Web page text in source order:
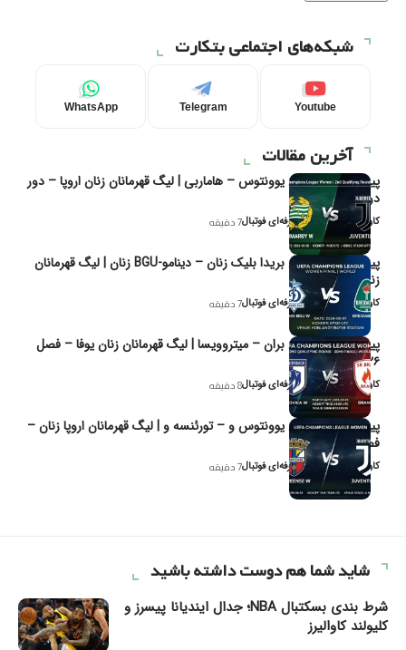
شبکه‌های اجتماعی بتکارت
Youtube
Telegram
WhatsApp
آخرین مقالات
پیش‌بینی و تحلیل یوونتوس – هاماربی | لیگ قهرمانان زنان اروپا – دور
دوم مرحله
کاوه نیک‌فر، تحلیل‌گر حرفه‌ای فوتبال7 دقیقه
پیش‌بینی و تحلیل بریدا بلیک زنان – دینامو-BGU زنان | لیگ قهرمانان
زنان یوفا
کاوه نیک‌فر، تحلیل‌گر حرفه‌ای فوتبال7 دقیقه
پیش‌بینی و تحلیل بران – میتروویسا | لیگ قهرمانان زنان یوفا – فصل
۲۰۲۶
کاوه نیک‌فر، تحلیل‌گر حرفه‌ای فوتبال8 دقیقه
پیش‌بینی و تحلیل یوونتوس و – تورئنسه و | لیگ قهرمانان اروپا زنان –
فصل ۲۰۲۶
کاوه نیک‌فر، تحلیل‌گر حرفه‌ای فوتبال7 دقیقه
شاید شما هم دوست داشته باشید
شرط بندی بسکتبال NBA؛ جدال ایندیانا پیسرز و
کلیولند کاوالیرز